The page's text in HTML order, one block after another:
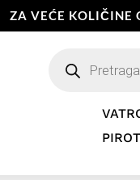
ZA VEĆE KOLIČINE
search